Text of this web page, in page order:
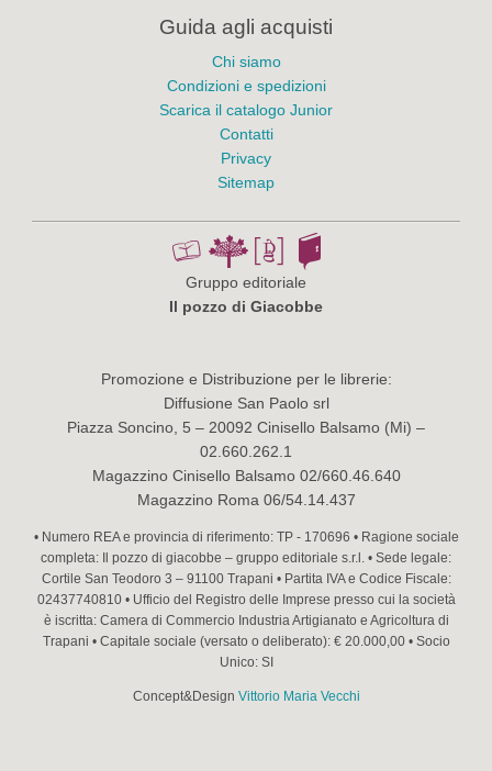
Guida agli acquisti
Chi siamo
Condizioni e spedizioni
Scarica il catalogo Junior
Contatti
Privacy
Sitemap
Gruppo editoriale
Il pozzo di Giacobbe
Promozione e Distribuzione per le librerie:
Diffusione San Paolo srl
Piazza Soncino, 5 – 20092 Cinisello Balsamo (Mi) –
02.660.262.1
Magazzino Cinisello Balsamo 02/660.46.640
Magazzino Roma 06/54.14.437
• Numero REA e provincia di riferimento: TP - 170696 • Ragione sociale
completa: Il pozzo di giacobbe – gruppo editoriale s.r.l. • Sede legale:
Cortile San Teodoro 3 – 91100 Trapani • Partita IVA e Codice Fiscale:
02437740810 • Ufficio del Registro delle Imprese presso cui la società
è iscritta: Camera di Commercio Industria Artigianato e Agricoltura di
Trapani • Capitale sociale (versato o deliberato): € 20.000,00 • Socio
Unico: SI
Concept&Design Vittorio Maria Vecchi